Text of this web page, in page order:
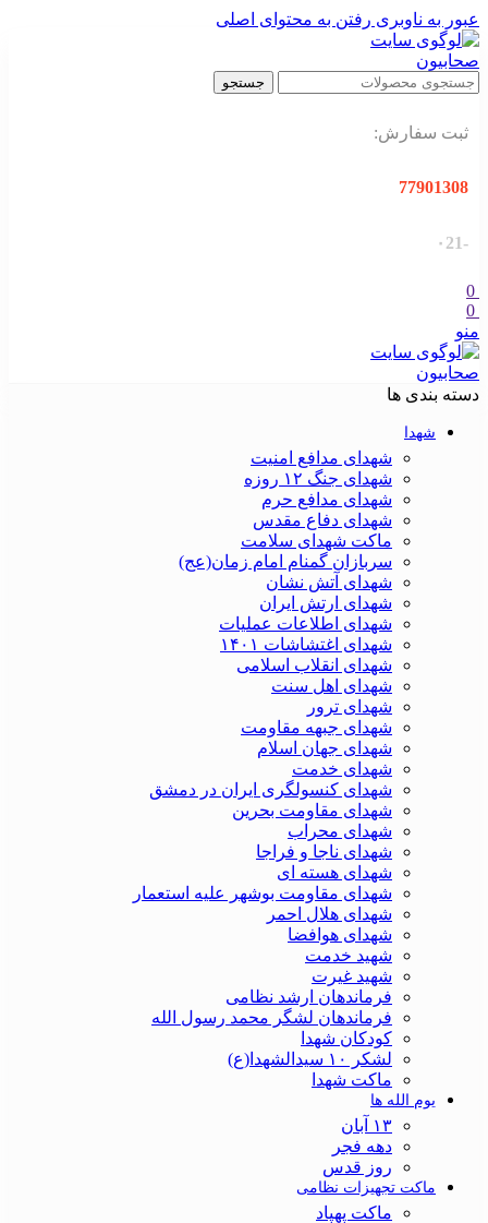
عبور به ناوبری رفتن به محتوای اصلی
جستجو
ثبت سفارش:
77901308
-۰21
0
0
منو
دسته بندی ها
شهدا
شهدای مدافع امنیت
شهدای جنگ ۱۲ روزه
شهدای مدافع حرم
شهدای دفاع مقدس
ماکت شهدای سلامت
سربازان گمنام امام زمان(عج)
شهدای آتش نشان
شهدای ارتش ایران
شهدای اطلاعات عملیات
شهدای اغتشاشات ۱۴۰۱
شهدای انقلاب اسلامی
شهدای اهل سنت
شهدای ترور
شهدای جبهه مقاومت
شهدای جهان اسلام
شهدای خدمت
شهدای کنسولگری ایران در دمشق
شهدای مقاومت بحرین
شهدای محراب
شهدای ناجا و فراجا
شهدای هسته ای
شهدای مقاومت بوشهر علیه استعمار
شهدای هلال احمر
شهدای هوافضا
شهید خدمت
شهید غیرت
فرماندهان ارشد نظامی
فرماندهان لشگر محمد رسول الله
کودکان شهدا
لشکر ۱۰ سیدالشهدا(ع)
ماکت شهدا
یوم الله ها
۱۳ آبان
دهه فجر
روز قدس
ماکت تجهیزات نظامی
ماکت پهپاد